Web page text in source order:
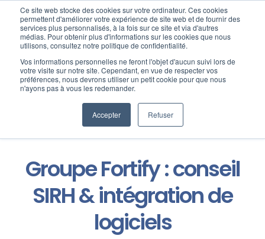
Ce site web stocke des cookies sur votre ordinateur. Ces cookies
permettent d'améliorer votre expérience de site web et de fournir des
services plus personnalisés, à la fois sur ce site et via d'autres
médias. Pour obtenir plus d'informations sur les cookies que nous
utilisons, consultez notre politique de confidentialité.
Vos informations personnelles ne feront l'objet d'aucun suivi lors de
votre visite sur notre site. Cependant, en vue de respecter vos
préférences, nous devrons utiliser un petit cookie pour que nous
n'ayons pas à vous les redemander.
Accepter Refuser
Passer
contenu
Nos offres
Formation
Nos clients
Fortify
Ressources
Groupe Fortify :conseil
SIRH & intégration de
logiciels